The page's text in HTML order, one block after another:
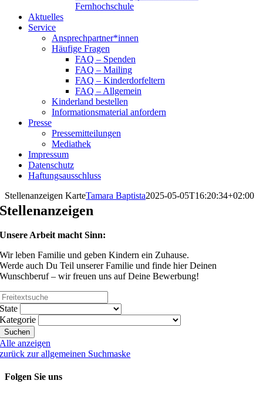
Fernhochschule
Aktuelles
Service
Ansprechpartner*innen
Häufige Fragen
FAQ – Spenden
FAQ – Mailing
FAQ – Kinderdorfeltern
FAQ – Allgemein
Kinderland bestellen
Informationsmaterial anfordern
Presse
Pressemitteilungen
Mediathek
Impressum
Datenschutz
Haftungsausschluss
Stellenanzeigen KarteTamara Baptista2025-05-05T16:20:34+02:00
Stellenanzeigen
Unsere Arbeit macht Sinn:
Wir leben Familie und geben Kindern ein Zuhause.
Werde auch Du Teil unserer Familie und finde hier Deinen
Wunschberuf – wir freuen uns auf Deine Bewerbung!
State
Kategorie
Alle anzeigen
zurück zur allgemeinen Suchmaske
Folgen Sie uns